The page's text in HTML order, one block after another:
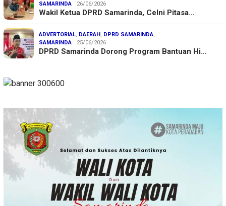
SAMARINDA
26/06/2026
Wakil Ketua DPRD Samarinda, Celni Pitasa…
ADVERTORIAL, DAERAH, DPRD SAMARINDA,
SAMARINDA
25/06/2026
DPRD Samarinda Dorong Program Bantuan Hi…